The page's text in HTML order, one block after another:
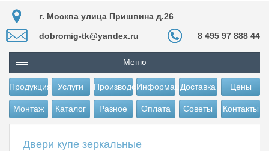
г. Москва улица Пришвина д.26
dobromig-tk@yandex.ru 8 495 97 888 44
Меню
Продукция Услуги ПроизводствоИнформацияДоставка Цены
Монтаж Каталог Разное Оплата Советы Контакты
Двери купе зеркальные